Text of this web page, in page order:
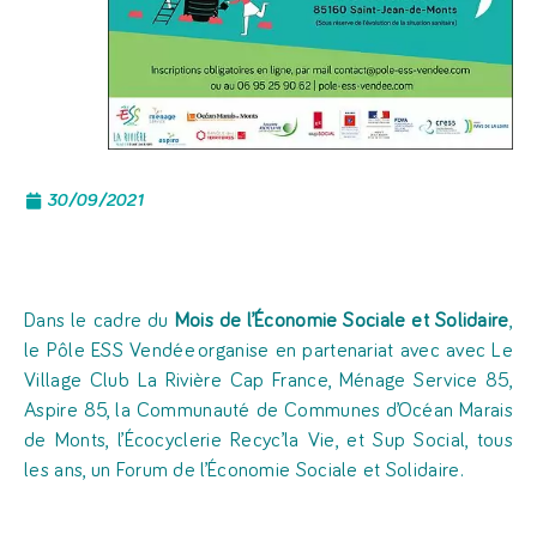
30/09/2021
Dans le cadre du Mois de l’Économie Sociale et Solidaire,
le Pôle ESS Vendée organise en partenariat avec avec Le
Village Club La Rivière Cap France, Ménage Service 85,
Aspire 85, la Communauté de Communes d’Océan Marais
de Monts, l’Écocyclerie Recyc’la Vie, et Sup Social, tous
les ans, un Forum de l’Économie Sociale et Solidaire.